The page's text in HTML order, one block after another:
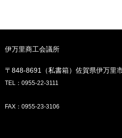
伊万里商工会議所
〒848-8691（私書箱）佐賀県伊万里
TEL：0955-22-3111
FAX：0955-23-3106